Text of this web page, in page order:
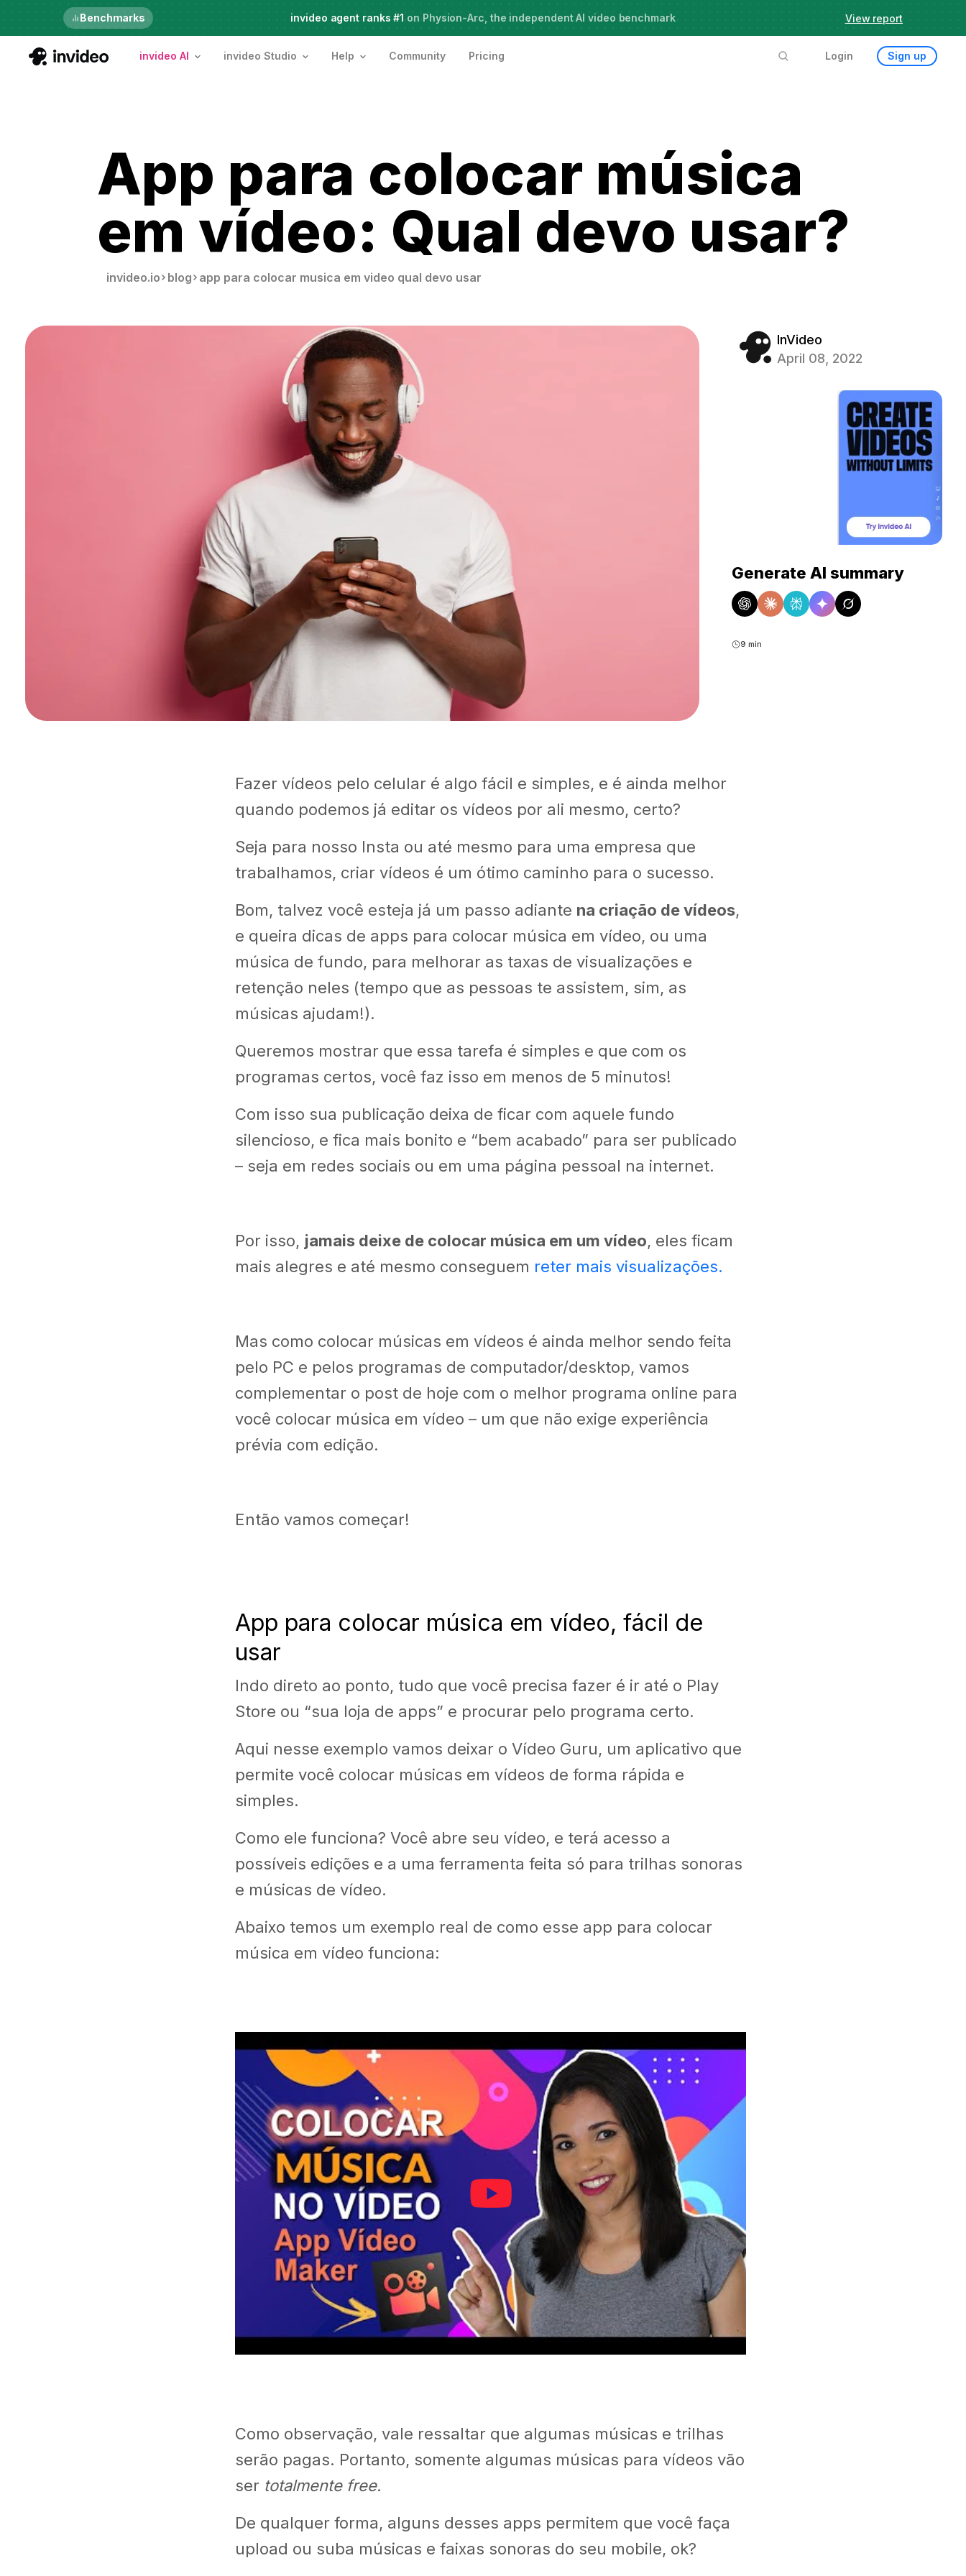
Just launched Meet Agent Two, frontier intelligence for creative work
Benchmarks invideo agent ranks #1 on Physion-Arc, the independent AI video benchmark View report
invideo AI invideo Studio Help Community Pricing Login Sign up
App para colocar música
em vídeo: Qual devo usar?
invideo.io blog app para colocar musica em video qual devo usar
InVideo
April 08, 2022
Generate AI summary
9 min
Fazer vídeos pelo celular é algo fácil e simples, e é ainda melhor
quando podemos já editar os vídeos por ali mesmo, certo?
Seja para nosso Insta ou até mesmo para uma empresa que
trabalhamos, criar vídeos é um ótimo caminho para o sucesso.
Bom, talvez você esteja já um passo adiante na criação de vídeos,
e queira dicas de apps para colocar música em vídeo, ou uma
música de fundo, para melhorar as taxas de visualizações e
retenção neles (tempo que as pessoas te assistem, sim, as
músicas ajudam!).
Queremos mostrar que essa tarefa é simples e que com os
programas certos, você faz isso em menos de 5 minutos!
Com isso sua publicação deixa de ficar com aquele fundo
silencioso, e fica mais bonito e “bem acabado” para ser publicado
– seja em redes sociais ou em uma página pessoal na internet.
Por isso, jamais deixe de colocar música em um vídeo, eles ficam
mais alegres e até mesmo conseguem reter mais visualizações.
Mas como colocar músicas em vídeos é ainda melhor sendo feita
pelo PC e pelos programas de computador/desktop, vamos
complementar o post de hoje com o melhor programa online para
você colocar música em vídeo – um que não exige experiência
prévia com edição.
Então vamos começar!
App para colocar música em vídeo, fácil de
usar
Indo direto ao ponto, tudo que você precisa fazer é ir até o Play
Store ou “sua loja de apps” e procurar pelo programa certo.
Aqui nesse exemplo vamos deixar o Vídeo Guru, um aplicativo que
permite você colocar músicas em vídeos de forma rápida e
simples.
Como ele funciona? Você abre seu vídeo, e terá acesso a
possíveis edições e a uma ferramenta feita só para trilhas sonoras
e músicas de vídeo.
Abaixo temos um exemplo real de como esse app para colocar
música em vídeo funciona:
Como observação, vale ressaltar que algumas músicas e trilhas
serão pagas. Portanto, somente algumas músicas para vídeos vão
ser totalmente free.
De qualquer forma, alguns desses apps permitem que você faça
upload ou suba músicas e faixas sonoras do seu mobile, ok?